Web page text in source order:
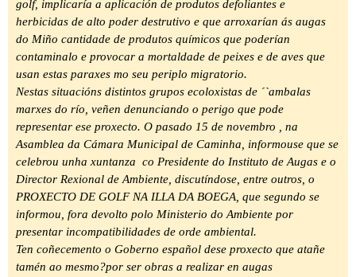
golf, implicaría a aplicación de produtos defoliantes e
herbicidas de alto poder destrutivo e que arroxarían ás augas
do Miño cantidade de produtos químicos que poderían
contaminalo e provocar a mortaldade de peixes e de aves que
usan estas paraxes mo seu periplo migratorio.
Nestas situacións distintos grupos ecoloxistas de ´`ambalas
marxes do río, veñen denunciando o perigo que pode
representar ese proxecto. O pasado 15 de novembro , na
Asamblea da Cámara Municipal de Caminha, informouse que se
celebrou unha xuntanza co Presidente do Instituto de Augas e o
Director Rexional de Ambiente, discutíndose, entre outros, o
PROXECTO DE GOLF NA ILLA DA BOEGA, que segundo se
informou, fora devolto polo Ministerio do Ambiente por
presentar incompatibilidades de orde ambiental.
Ten coñecemento o Goberno español dese proxecto que atañe
tamén ao mesmo?por ser obras a realizar en augas